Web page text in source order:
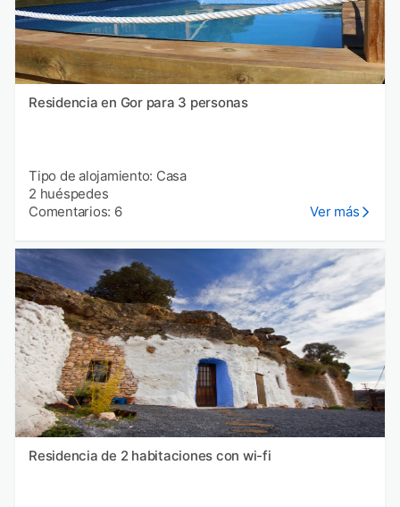
Residencia en Gor para 3 personas
Tipo de alojamiento: Casa
2 huéspedes
Comentarios: 6
Ver más
Residencia de 2 habitaciones con wi-fi